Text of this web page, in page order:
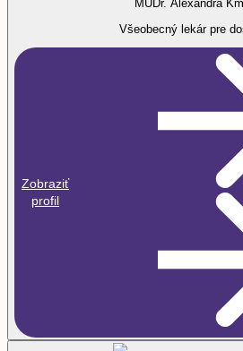
MUDr. Alexandra
Všeobecný lekár pre
Zobraziť
profil